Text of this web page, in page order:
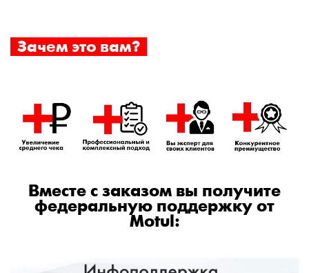
Зачем это вам?
Вместе с заказом вы получите
федеральную поддержку от
Motul: